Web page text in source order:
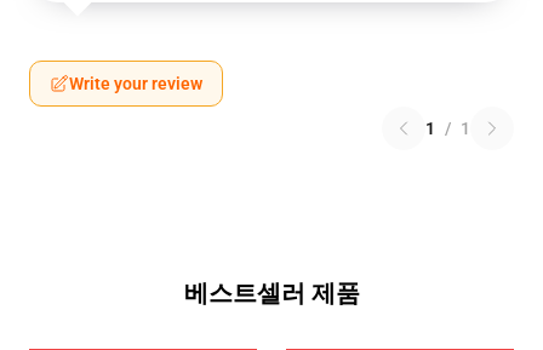
Write your review
1 / 1
베스트셀러 제품